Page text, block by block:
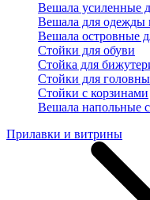
Вешала усиленные
Вешала для одежды
Вешала островные
Стойки для обуви
Стойка для
Стойки для
Стойки с корзинами
Вешала напольные
Прилавки и витрины